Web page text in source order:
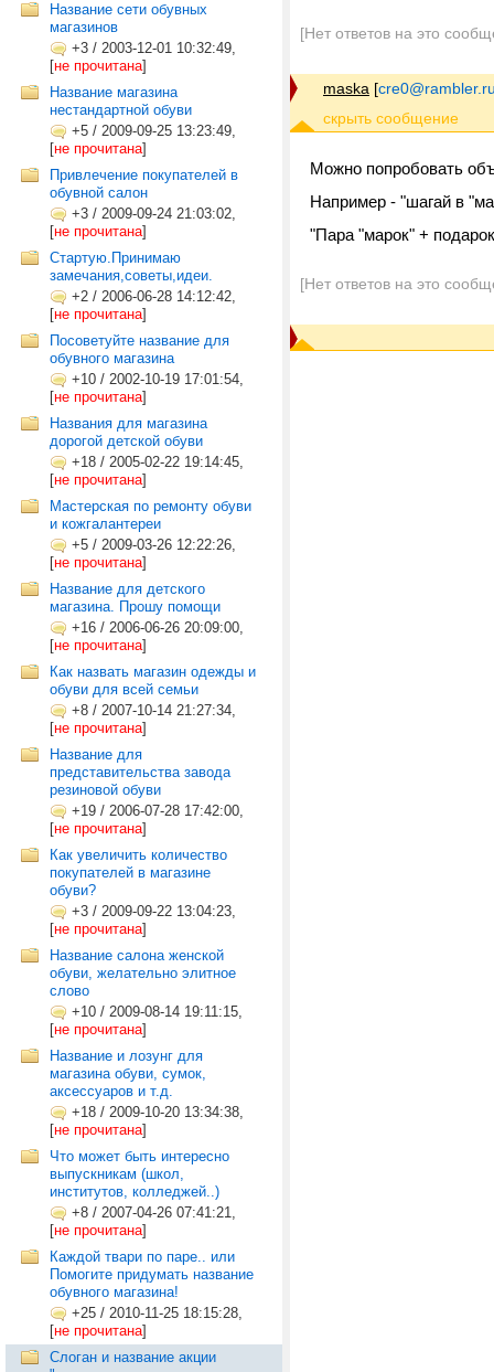
Название сети обувных
магазинов
+3 / 2003-12-01 10:32:49,
[не прочитана]
Название магазина
нестандартной обуви
+5 / 2009-09-25 13:23:49,
[не прочитана]
Привлечение покупателей в
обувной салон
+3 / 2009-09-24 21:03:02,
[не прочитана]
Стартую.Принимаю
замечания,советы,идеи.
+2 / 2006-06-28 14:12:42,
[не прочитана]
Посоветуйте название для
обувного магазина
+10 / 2002-10-19 17:01:54,
[не прочитана]
Названия для магазина
дорогой детской обуви
+18 / 2005-02-22 19:14:45,
[не прочитана]
Мастерская по ремонту обуви
и кожгалантереи
+5 / 2009-03-26 12:22:26,
[не прочитана]
Название для детского
магазина. Прошу помощи
+16 / 2006-06-26 20:09:00,
[не прочитана]
Как назвать магазин одежды и
обуви для всей семьи
+8 / 2007-10-14 21:27:34,
[не прочитана]
Название для
представительства завода
резиновой обуви
+19 / 2006-07-28 17:42:00,
[не прочитана]
Как увеличить количество
покупателей в магазине
обуви?
+3 / 2009-09-22 13:04:23,
[не прочитана]
Название салона женской
обуви, желательно элитное
слово
+10 / 2009-08-14 19:11:15,
[не прочитана]
Название и лозунг для
магазина обуви, сумок,
аксессуаров и т.д.
+18 / 2009-10-20 13:34:38,
[не прочитана]
Что может быть интересно
выпускникам (школ,
институтов, колледжей..)
+8 / 2007-04-26 07:41:21,
[не прочитана]
Каждой твари по паре.. или
Помогите придумать название
обувного магазина!
+25 / 2010-11-25 18:15:28,
[не прочитана]
Слоган и название акции
[Нет ответов на это
maska [
Можно попробовать
Например - "шагай в
"Пара "марок" +
[Нет ответов на это